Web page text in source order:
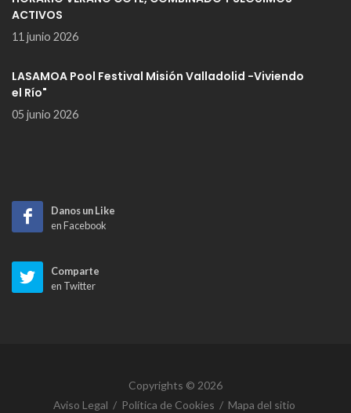
ACTIVOS
11 junio 2026
LASAMOA Pool Festival Misión Valladolid -Viviendo
el Río"
05 junio 2026
Danos un Like
en Facebook
Comparte
en Twitter
Copyrights © 2026
Aviso Legal / Política de Cookies / Mapa del sitio